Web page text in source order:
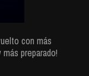
con más
preparado!